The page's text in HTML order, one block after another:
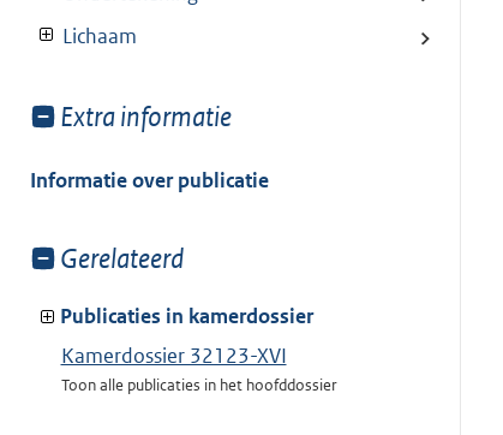
Lichaam
Toon
van:
Extra informatie
Informatie over publicatie
Toon
van:
Gerelateerd
Publicaties in kamerdossier
Kamerdossier 32123-XVI
Toon alle publicaties in het hoofddossier